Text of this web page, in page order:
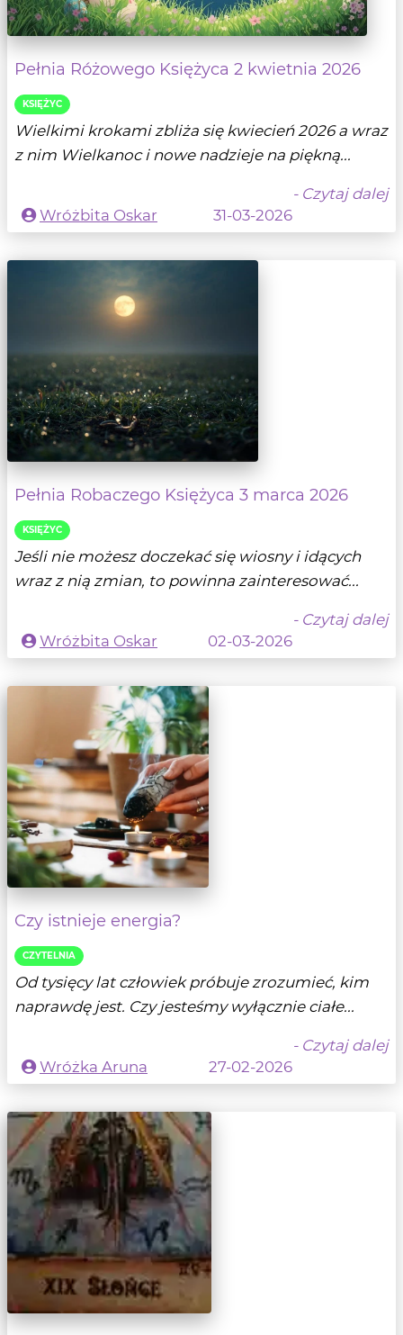
Pełnia Różowego Księżyca 2 kwietnia 2026
KSIĘŻYC
Wielkimi krokami zbliża się kwiecień 2026 a wraz
z nim Wielkanoc i nowe nadzieje na piękną...
- Czytaj dalej
Wróżbita Oskar
31-03-2026
Pełnia Robaczego Księżyca 3 marca 2026
KSIĘŻYC
Jeśli nie możesz doczekać się wiosny i idących
wraz z nią zmian, to powinna zainteresować...
- Czytaj dalej
Wróżbita Oskar
02-03-2026
Czy istnieje energia?
CZYTELNIA
Od tysięcy lat człowiek próbuje zrozumieć, kim
naprawdę jest. Czy jesteśmy wyłącznie ciałe...
- Czytaj dalej
Wróżka Aruna
27-02-2026